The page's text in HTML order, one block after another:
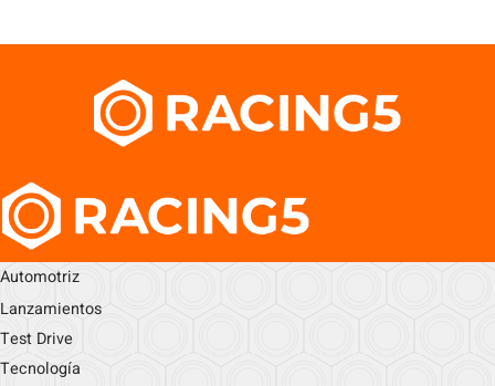
Automotriz
Lanzamientos
Test Drive
Tecnología